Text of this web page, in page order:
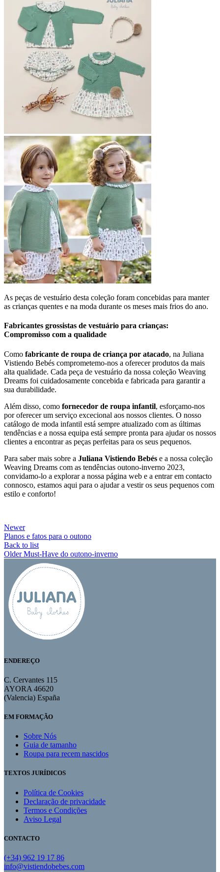
As peças de vestuário desta coleção foram concebidas para manter
as crianças quentes e na moda durante os meses mais frios do ano.
Fabricantes grossistas de vestuário para crianças:
Compromisso com a qualidade
Como fabricante de roupa de criança por atacado, na Juliana
Vistiendo Bebés comprometemo-nos a oferecer produtos da mais
alta qualidade. Cada peça de vestuário da nossa coleção Weaving
Dreams foi cuidadosamente concebida e fabricada para garantir a
sua durabilidade.
Além disso, como fornecedor de roupa infantil, esforçamo-nos
por oferecer um serviço excecional aos nossos clientes. O nosso
catálogo de moda infantil está sempre atualizado com as últimas
tendências e a nossa equipa está sempre pronta para ajudar os nossos
clientes a encontrar as peças perfeitas para os seus pequenos.
Para saber mais sobre a Juliana Vistiendo Bebés e a nossa coleção
Weaving Dreams com as tendências outono-inverno 2023,
convidamo-lo a explorar a nossa página web e a entrar em contacto
connosco, estamos aqui para o ajudar a vestir os seus pequenos com
estilo e conforto!
Newer
Planos e fatos para o outono
Back to list
Older Must-Have do outono-inverno
ENDEREÇO
C. Cervantes 115
AYORA 46620
(Valencia) España
EM FORMAÇÃO
Sobre Nós
Guia de tamanho
Roupa para recem nascidos
TEXTOS JURÍDICOS
Política de Cookies
Declaração de privacidade
Termos e Condições
Aviso Legal
CONTACTO
(+34) 962 19 17 86
info@vistiendobebes.com